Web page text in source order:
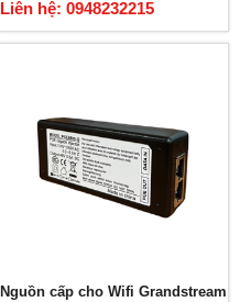
Liên hệ: 0948232215
Nguồn cấp cho Wifi Grandstream